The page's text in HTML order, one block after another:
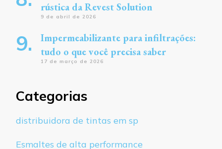
rústica da Revest Solution
9 de abril de 2026
Impermeabilizante para infiltrações:
tudo o que você precisa saber
17 de março de 2026
Categorias
distribuidora de tintas em sp
Esmaltes de alta performance